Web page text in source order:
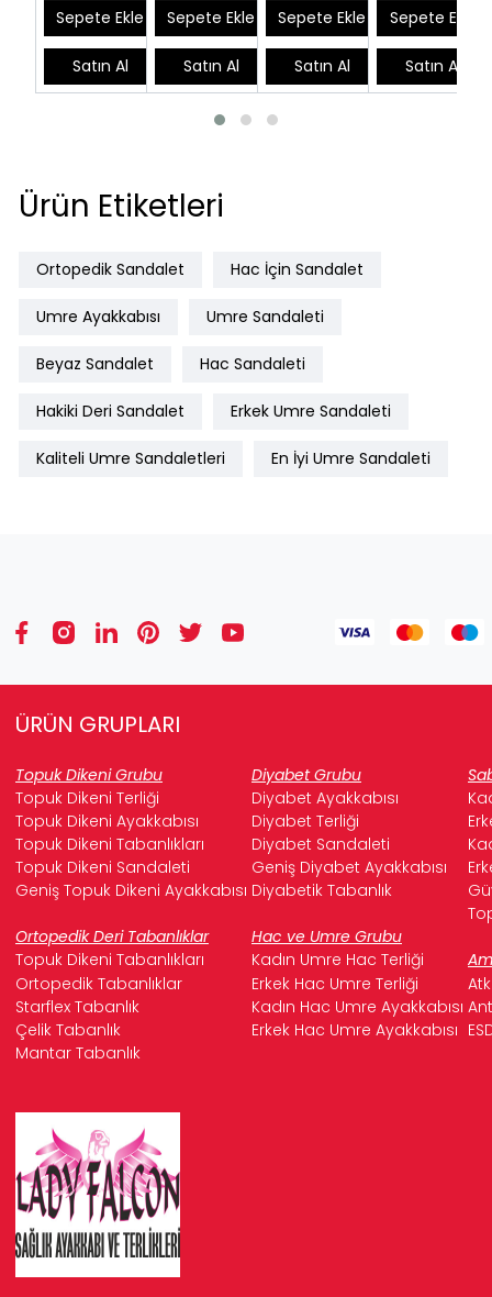
Sepete Ekle
Satın Al
Sepete Ekle
Satın Al
Sepete Ekle
Satın Al
Sepete Ekle
Satın Al
Ürün Etiketleri
Ortopedik Sandalet Hac İçin Sandalet
Umre Ayakkabısı Umre Sandaleti
Beyaz Sandalet Hac Sandaleti
Hakiki Deri Sandalet Erkek Umre Sandaleti
Kaliteli Umre Sandaletleri En İyi Umre Sandaleti
ÜRÜN GRUPLARI
Topuk Dikeni Grubu Diyabet Grubu
Topuk Dikeni Terliği
Diyabet Ayakkabısı
Topuk Dikeni Ayakkabısı
Diyabet Terliği
Topuk Dikeni Tabanlıkları
Diyabet Sandaleti
Topuk Dikeni Sandaleti
Geniş Diyabet Ayakkabısı
Geniş Topuk Dikeni Ayakkabısı Diyabetik Tabanlık
Ortopedik Deri Tabanlıklar
Hac ve Umre Grubu
Topuk Dikeni Tabanlıkları
Kadın Umre Hac Terliği
Ortopedik Tabanlıklar
Erkek Hac Umre Terliği
Starflex Tabanlık
Kadın Hac Umre Ayakkabısı
Çelik Tabanlık
Erkek Hac Umre Ayakkabısı
Mantar Tabanlık